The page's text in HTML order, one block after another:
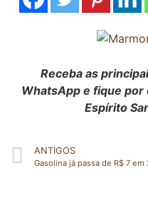
Receba as
WhatsApp e fique
Espírito
ANTIGOS